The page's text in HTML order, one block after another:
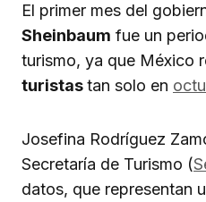
El primer mes del
Sheinbaum fue un
turismo, ya que México
turistastan solo en
Josefina Rodríguez
Secretaría de Turismo (
datos, que representan